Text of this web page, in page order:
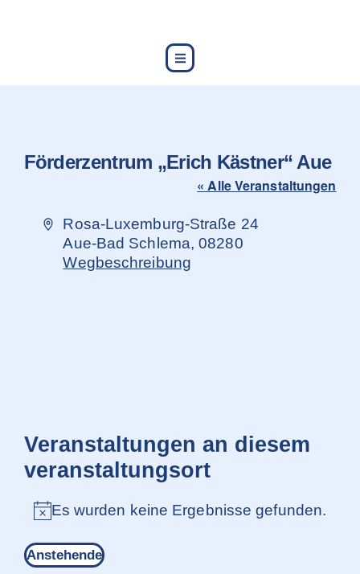
Förderzentrum „Erich Kästner“ Aue
« Alle Veranstaltungen
Adresse
Rosa-Luxemburg-Straße 24
Aue-Bad Schlema, 08280
Wegbeschreibung
Veranstaltungen an diesem
veranstaltungsort
Hinweis
Es wurden keine Ergebnisse gefunden.
Anstehende